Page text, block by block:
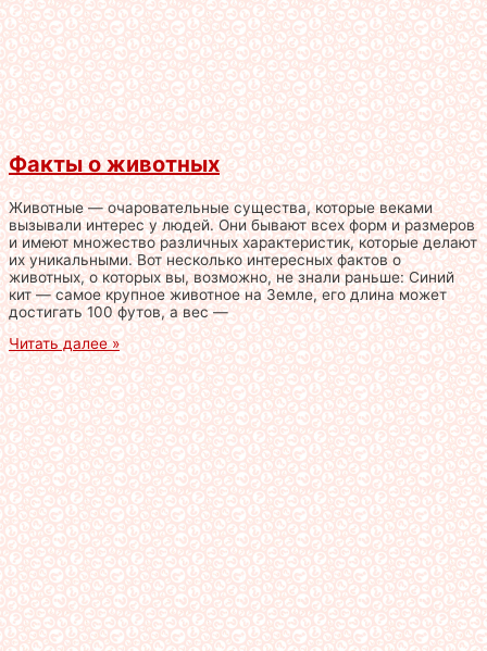
Факты о животных
Животные — очаровательные существа, которые веками
вызывали интерес у людей. Они бывают всех форм и размеров
и имеют множество различных характеристик, которые делают
их уникальными. Вот несколько интересных фактов о
животных, о которых вы, возможно, не знали раньше: Синий
кит — самое крупное животное на Земле, его длина может
достигать 100 футов, а вес —
Читать далее »